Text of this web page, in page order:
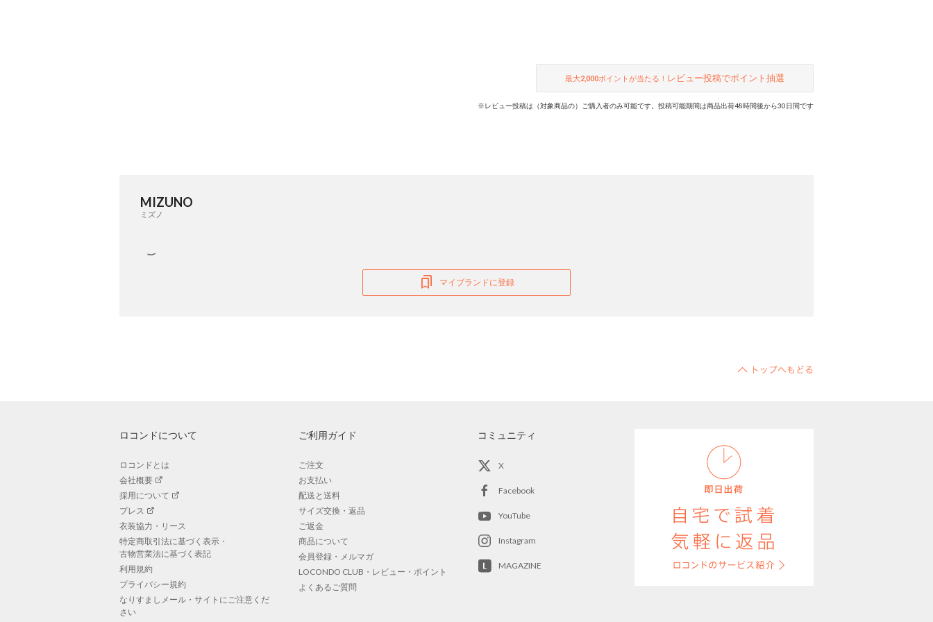
最大2,000ポイントが当たる！ レビュー投稿でポイント抽選
※レビュー投稿は（対象商品の）ご購入者のみ可能です。投稿可能期間は商品出荷48時間後から30日間です
MIZUNO
ミズノ
マイブランドに登録
ロコンドについて
ロコンドとは
会社概要
採用について
プレス
衣装協力・リース
特定商取引法に基づく表示・
古物営業法に基づく表記
利用規約
プライバシー規約
なりすましメール・サイトにご注意くだ
さい
ご利用ガイド
ご注文
お支払い
配送と送料
サイズ交換・返品
ご返金
商品について
会員登録・メルマガ
LOCONDO CLUB・レビュー・ポイント
よくあるご質問
コミュニティ
X
Facebook
YouTube
Instagram
MAGAZINE